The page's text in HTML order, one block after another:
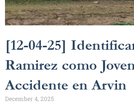
[12-04-25]
Ramirez como
Accidente en Arvin
December 4, 2025